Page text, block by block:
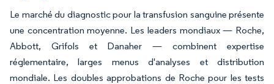
Le marché du diagnostic pour la transfusion sanguine présente
une concentration moyenne. Les leaders mondiaux — Roche,
Abbott, Grifols et Danaher — combinent expertise
réglementaire, larges menus d'analyses et distribution
mondiale. Les doubles approbations de Roche pour les tests